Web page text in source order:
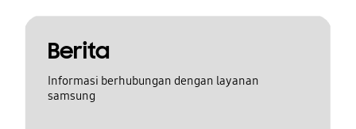
Berita
Informasi berhubungan dengan layanan
samsung